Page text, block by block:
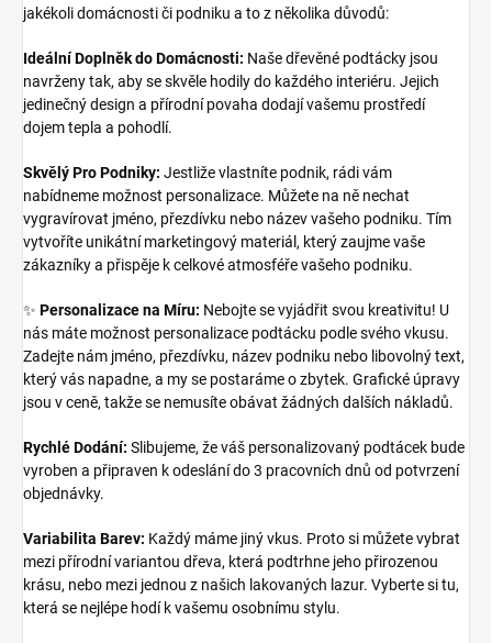
jakékoli domácnosti či podniku a to z několika důvodů:
Ideální Doplněk do Domácnosti: Naše dřevěné podtácky jsou
navrženy tak, aby se skvěle hodily do každého interiéru. Jejich
jedinečný design a přírodní povaha dodají vašemu prostředí
dojem tepla a pohodlí.
Skvělý Pro Podniky: Jestliže vlastníte podnik, rádi vám
nabídneme možnost personalizace. Můžete na ně nechat
vygravírovat jméno, přezdívku nebo název vašeho podniku. Tím
vytvoříte unikátní marketingový materiál, který zaujme vaše
zákazníky a přispěje k celkové atmosféře vašeho podniku.
✨ Personalizace na Míru: Nebojte se vyjádřit svou kreativitu! U
nás máte možnost personalizace podtácku podle svého vkusu.
Zadejte nám jméno, přezdívku, název podniku nebo libovolný text,
který vás napadne, a my se postaráme o zbytek. Grafické úpravy
jsou v ceně, takže se nemusíte obávat žádných dalších nákladů.
Rychlé Dodání: Slibujeme, že váš personalizovaný podtácek bude
vyroben a připraven k odeslání do 3 pracovních dnů od potvrzení
objednávky.
Variabilita Barev: Každý máme jiný vkus. Proto si můžete vybrat
mezi přírodní variantou dřeva, která podtrhne jeho přirozenou
krásu, nebo mezi jednou z našich lakovaných lazur. Vyberte si tu,
která se nejlépe hodí k vašemu osobnímu stylu.